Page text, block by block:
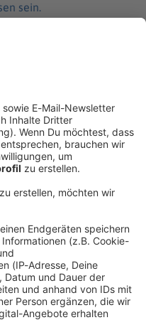
sein.
hatte es auch eine
am Amtsgericht
Angaben des
im Regelfall mit